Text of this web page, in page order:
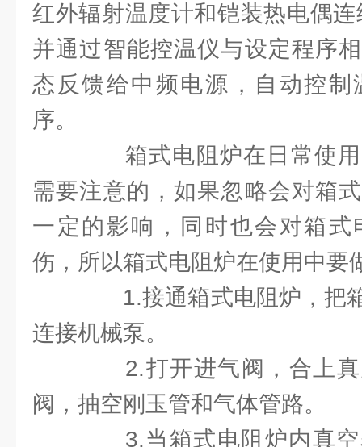
红外辐射温度计和铠装热电偶
并通过智能控温仪与设定程序
态反馈给中频电源，自动控
序。
箱式电阻炉在日常使用
需要注意的，如果忽略会对箱
一定的影响，同时也会对箱
伤，所以箱式电阻炉在使用中要
1.接通箱式电阻炉，把
连接机械泵。
2.打开进气阀，合上真
阀，抽空刚玉管和气体管路。
3.当箱式电阻炉内真空